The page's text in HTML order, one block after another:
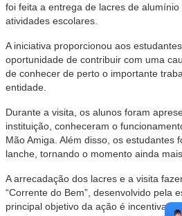
foi feita a entrega de lacres de
atividades escolares.
A iniciativa proporcionou aos
oportunidade de contribuir com uma
de conhecer de perto o importante
entidade.
Durante a visita, os alunos foram
instituição, conheceram o
Mão Amiga. Além disso, os estudantes
lanche, tornando o momento ainda
A arrecadação dos lacres e a visita
“Corrente do Bem”, desenvolvido pela
principal objetivo da ação é incentivar